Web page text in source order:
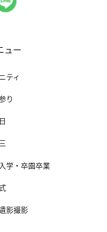
ュー
ティ
り
学・卒園卒業
影撮影